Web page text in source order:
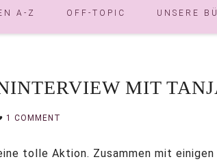
A-Z OFF-TOPIC UNSERE
MIT
1 COMMENT
tolle Aktion. Zusammen mit